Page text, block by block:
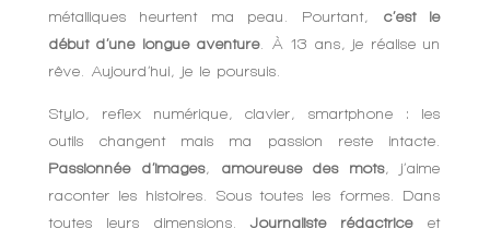
métalliques heurtent ma peau. Pourtant, c’est le
début d’une longue aventure. À 13 ans, je réalise un
rêve. Aujourd’hui, je le poursuis.
Stylo, reflex numérique, clavier, smartphone : les
outils changent mais ma passion reste intacte.
Passionnée d’images, amoureuse des mots, j’aime
raconter les histoires. Sous toutes les formes. Dans
toutes leurs dimensions.Journaliste rédactrice et